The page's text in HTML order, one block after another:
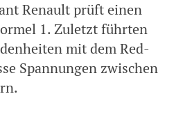
Renault prüft einen
1. Zuletzt führten
mit dem Red-
Spannungen zwischen